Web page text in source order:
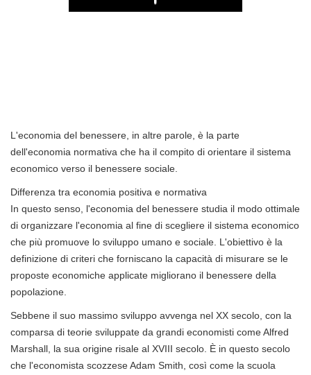
Play
L'economia del benessere, in altre parole, è la parte
dell'economia normativa che ha il compito di orientare il sistema
economico verso il benessere sociale.
Differenza tra economia positiva e normativa
In questo senso, l'economia del benessere studia il modo ottimale
di organizzare l'economia al fine di scegliere il sistema economico
che più promuove lo sviluppo umano e sociale. L'obiettivo è la
definizione di criteri che forniscano la capacità di misurare se le
proposte economiche applicate migliorano il benessere della
popolazione.
Sebbene il suo massimo sviluppo avvenga nel XX secolo, con la
comparsa di teorie sviluppate da grandi economisti come Alfred
Marshall, la sua origine risale al XVIII secolo. È in questo secolo
che l'economista scozzese Adam Smith, così come la scuola